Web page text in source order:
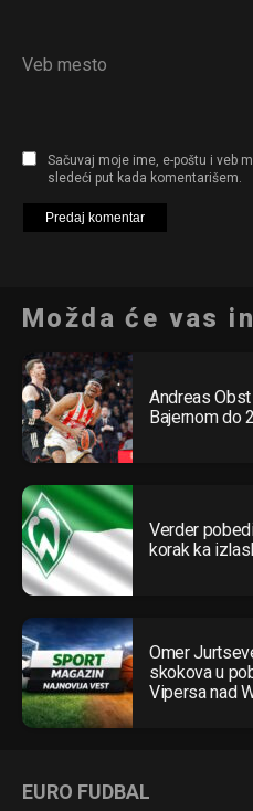
Veb mesto
Sačuvaj moje ime, e-poštu i veb
sledeći put kada komentarišem.
Možda će vas
Andreas
Bajernom do
Verder
korak ka
Omer
skokova u
Vipersa nad
EURO FUDBAL